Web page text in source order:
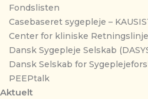
Fondslisten
Casebaseret sygepleje –
Center for kliniske
Dansk Sygepleje Selskab
Dansk Selskab for
PEEPtalk
Aktuelt